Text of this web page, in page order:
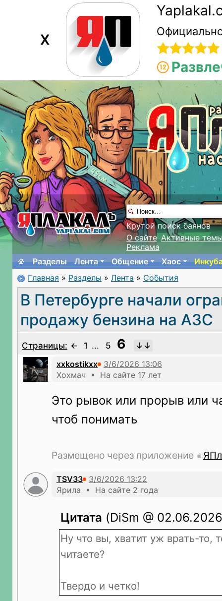
X
Крутой поиск баянов
О сайте Активные
Реклама
Разделы
Лента Общение Хаос
Главная » Разделы » Лента » События
В Петербурге начали
продажу бензина на АЗС
Страницы: ← 1 ... 5 6
xxkostikxx
Хохмач • На сайте 17 лет
Это рывок или прорыв или
чтоб понимать
Размещено через приложение
TSV33
Ярила • На сайте 2 года
Цитата (DiSm @
Ну что вы, хватит уж врать-то,
читаете?
Твердо и четко!